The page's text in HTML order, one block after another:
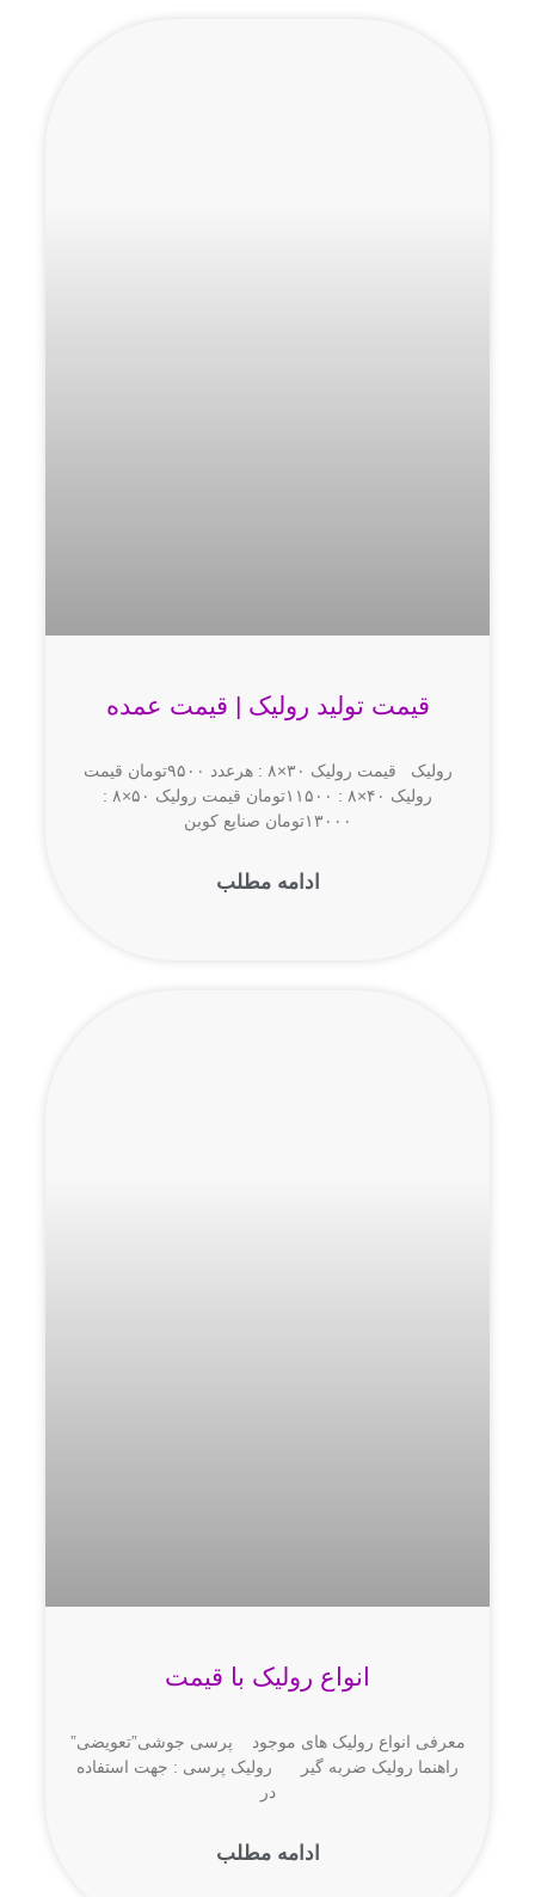
قیمت تولید رولیک | قیمت عمده
رولیک قیمت رولیک ۳۰×۸ : هرعدد ۹۵۰۰تومان قیمت
رولیک ۴۰×۸ : ۱۱۵۰۰تومان قیمت رولیک ۵۰×۸ :
۱۳۰۰۰تومان صنایع کوبن
ادامه مطلب
انواع رولیک با قیمت
معرفی انواع رولیک های موجود پرسی جوشی”تعویضی”
راهنما رولیک ضربه گیر رولیک پرسی : جهت استفاده
در
ادامه مطلب